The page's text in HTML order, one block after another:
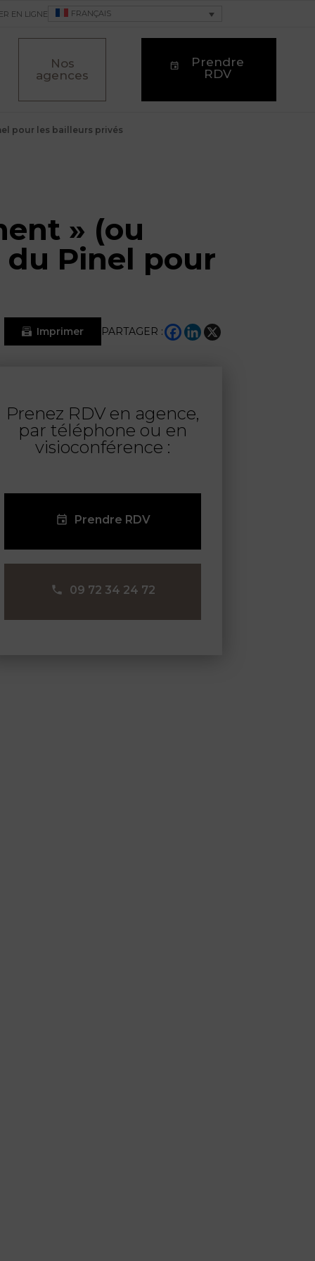
EN LIGNE FRANÇAIS
Nos
agences
Prendre
RDV
pour les bailleurs privés
» (ou
Pinel pour
Imprimer PARTAGER :
Prenez RDV en agence,
par téléphone ou en
visioconférence :
Prendre RDV
09 72 34 24 72